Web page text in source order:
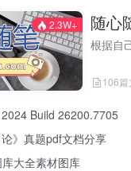
2.3W+ 随心
根据自
106篇
Build 26200.7705
》真题pdf文档分享
大全素材图库